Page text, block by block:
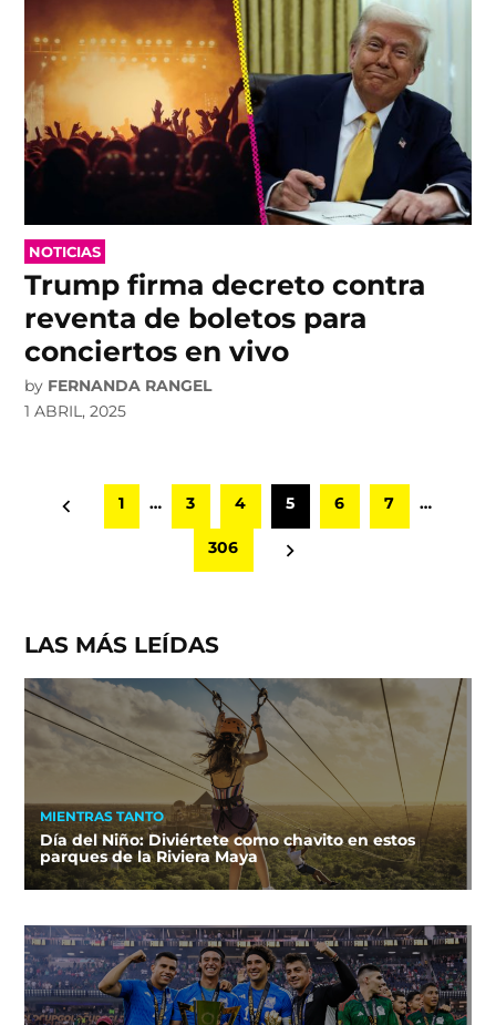
POSTED
IN
NOTICIAS
Trump firma decreto contra
reventa de boletos para
conciertos en vivo
by FERNANDA RANGEL
1 ABRIL, 2025
Paginación
1 … 3 4 5 6 7 …
306
LAS MÁS LEÍDAS
MIENTRAS TANTO
Día del Niño: Diviértete como chavito en estos
parques de la Riviera Maya